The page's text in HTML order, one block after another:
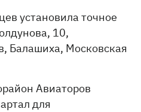
установила точное
10,
Балашиха, Московская
Авиаторов
для